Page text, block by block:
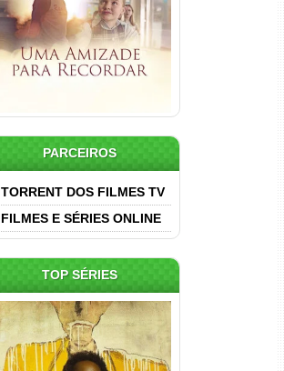
PARCEIROS
TORRENT DOS FILMES TV
FILMES E SÉRIES ONLINE
TOP SÉRIES